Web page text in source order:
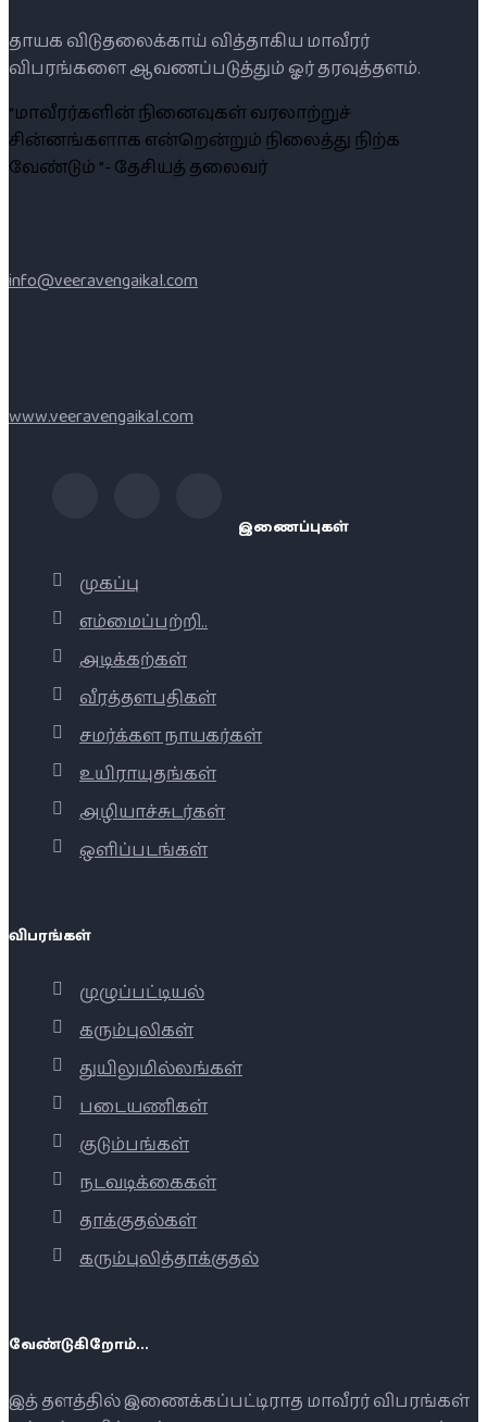
தாயக விடுதலைக்காய் வித்தாகிய மாவீரர்
விபரங்களை ஆவணப்படுத்தும் ஓர் தரவுத்தளம்.
“மாவீரர்களின் நினைவுகள் வரலாற்றுச்
சின்னங்களாக என்றென்றும் நிலைத்து நிற்க
வேண்டும் ”- தேசியத் தலைவர்
info@veeravengaikal.com
www.veeravengaikal.com
இணைப்புகள்
முகப்பு
எம்மைப்பற்றி..
அடிக்கற்கள்
வீரத்தளபதிகள்
சமர்க்கள நாயகர்கள்
உயிராயுதங்கள்
அழியாச்சுடர்கள்
ஒளிப்படங்கள்
விபரங்கள்
முழுப்பட்டியல்
கரும்புலிகள்
துயிலுமில்லங்கள்
படையணிகள்
குடும்பங்கள்
நடவடிக்கைகள்
தாக்குதல்கள்
கரும்புலித்தாக்குதல்
வேண்டுகிறோம்...
இத் தளத்தில் இணைக்கப்பட்டிராத மாவீரர் விபரங்கள்